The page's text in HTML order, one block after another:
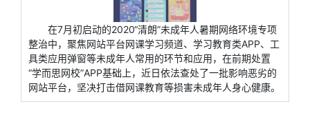
在7月初启动的2020“清朗”未成年人暑期网络环境专项
整治中，聚焦网站平台网课学习频道、学习教育类APP、工
具类应用弹窗等未成年人常用的环节和应用，在前期处置
“学而思网校”APP基础上，近日依法查处了一批影响恶劣的
网站平台，坚决打击借网课教育等损害未成年人身心健康。